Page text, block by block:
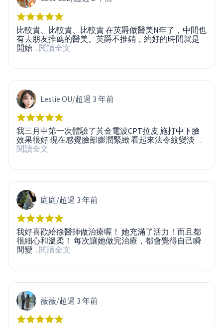
比較貴、比較貴、比較貴 在英爵做醫美N年了，中間也
有去朋友推薦的醫美。英爵不推銷，約好的時間就是
開始 ...閱讀全文
Leslie OU/超過 3 年前
我三月中第一次體驗了黃金電波CPT拉皮 施打中下臉
效果很好 現在感覺臉部膨潤緊緻 看起來法令紋變淡 ...
閱讀全文
庭庭/超過 3 年前
我好喜歡給徐醫師做治療喔！ 她充滿了活力！而且都
很細心和溫柔！ 每次讓她做完治療，都會覺得自己瞬
間變 ...閱讀全文
薇薇/超過 3 年前